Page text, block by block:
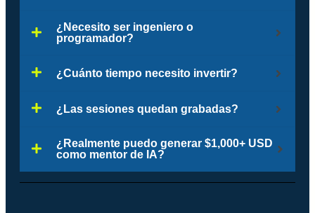
¿Necesito ser ingeniero o
programador?
¿Cuánto tiempo necesito invertir?
¿Las sesiones quedan grabadas?
¿Realmente puedo generar $1,000+ USD
como mentor de IA?